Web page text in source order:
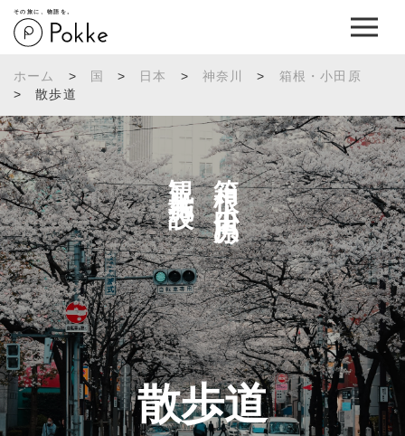
その旅に、物語を。
ホーム > 国 > 日本 > 神奈川 >
箱根・小田原
>
散歩道
箱根・小田原の
観光施設へ
散歩道